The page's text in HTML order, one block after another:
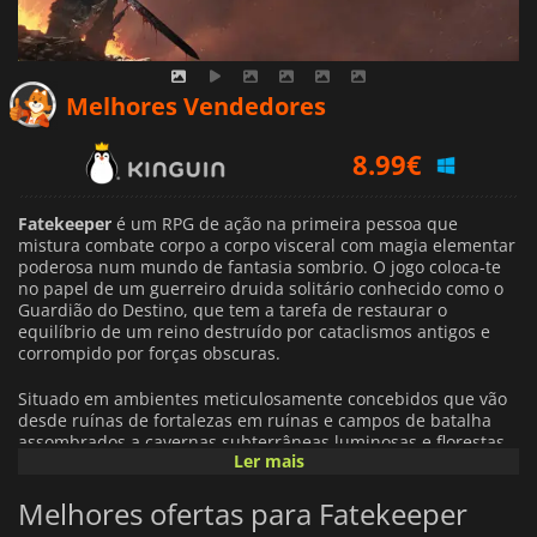
Melhores Vendedores
8.99€
9.48€
Fatekeeper é um RPG de ação na primeira pessoa que
mistura combate corpo a corpo visceral com magia elementar
poderosa num mundo de fantasia sombrio. O jogo coloca-te
no papel de um guerreiro druida solitário conhecido como o
Guardião do Destino, que tem a tarefa de restaurar o
equilíbrio de um reino destruído por cataclismos antigos e
corrompido por forças obscuras.
Situado em ambientes meticulosamente concebidos que vão
desde ruínas de fortalezas em ruínas e campos de batalha
assombrados a cavernas subterrâneas luminosas e florestas
dá ênfase à exploração através de
área está repleta de caminhos escondidos e segredos que
recompensam a curiosidade.
Ler mais
Melhores ofertas para Fatekeeper